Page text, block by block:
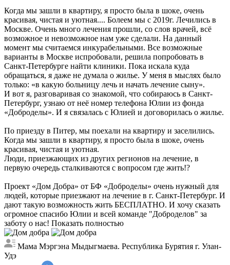
Когда мы зашли в квартиру, я просто была в шоке, очень
красивая, чистая и уютная.... Болеем мы с 2019г. Лечились в
Москве. Очень много лечения прошли, со слов врачей, всё
возможное и невозможное нам уже сделали. На данный
момент мы считаемся инкурабельными. Все возможные
варианты в Москве испробовали, решила попробовать в
Санкт-Петербурге найти клиники. Пока искала куда
обращаться, я даже не думала о жилье. У меня в мыслях было
только: «в какую больницу лечь и начать лечение сыну».
И вот я, разговаривая со знакомой, что собираюсь в Санкт-
Петербург, узнаю от неё номер телефона Юлии из фонда
«Доброделы». И я связалась с Юлией и договорилась о жилье.
По приезду в Питер, мы поехали на квартиру и заселились.
Когда мы зашли в квартиру, я просто была в шоке, очень
красивая, чистая и уютная.
Люди, приезжающих из других регионов на лечение, в
первую очередь сталкиваются с вопросом где жить!?
Проект «Дом Добра» от БФ «Доброделы» очень нужный для
людей, которые приезжают на лечение в г. Санкт-Петербург. И
дают такую возможность жить БЕСПЛАТНО. И хочу сказать
огромное спасибо Юлии и всей команде "Доброделов" за
заботу о нас! Показать полностью
Мама Мэргэна Мыдыгмаева. Республика Бурятия г. Улан-
Удэ